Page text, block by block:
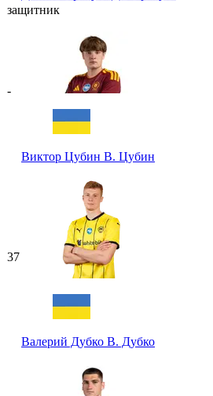
защитник
-
Виктор Цубин В. Цубин
37
Валерий Дубко В. Дубко